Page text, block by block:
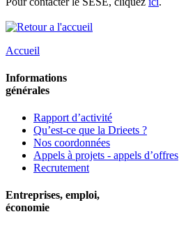
Accueil
Informations
générales
Rapport d’activité
Qu’est-ce que la Drieets ?
Nos coordonnées
Appels à projets - appels d’offres
Recrutement
Entreprises, emploi,
économie